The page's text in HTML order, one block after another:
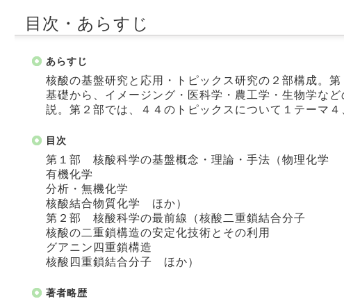
目次・あらすじ
あらすじ
核酸の基盤研究と応用・トピックス研究の２部構成。
基礎から、イメージング・医科学・農工学・生物学な
説。第２部では、４４のトピックスについて１テーマ
目次
第１部 核酸科学の基盤概念・理論・手法（物理化学
有機化学
分析・無機化学
核酸結合物質化学 ほか）
第２部 核酸科学の最前線（核酸二重鎖結合分子
核酸の二重鎖構造の安定化技術とその利用
グアニン四重鎖構造
核酸四重鎖結合分子 ほか）
著者略歴